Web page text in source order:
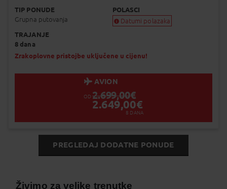
TIP PONUDE
Grupna putovanja
POLASCI
Datumi polazaka
Popunjeno
TRAJANJE
8 dana
Zrakoplovne pristojbe uključene u cijenu!
AVION
OD 2.699,00€
2.649,00€
8 DANA
PREGLEDAJ DODATNE PONUDE
Živimo za velike trenutke